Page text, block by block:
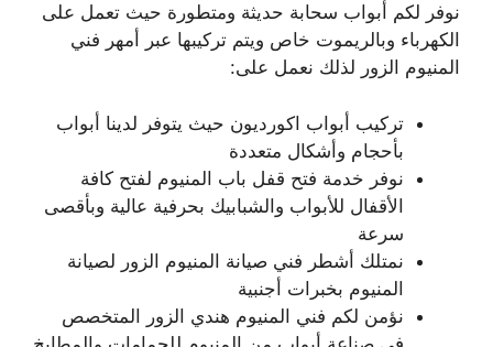
نوفر لكم أبواب سحابة حديثة ومتطورة حيث تعمل على
الكهرباء وبالريموت خاص ويتم تركيبها عبر أمهر فني
المنيوم الزور لذلك نعمل على:
تركيب أبواب اكورديون حيث يتوفر لدينا أبواب
بأحجام وأشكال متعددة
نوفر خدمة فتح قفل باب المنيوم لفتح كافة
الأقفال للأبواب والشبابيك بحرفية عالية وبأقصى
سرعة
نمتلك أشطر فني صيانة المنيوم الزور لصيانة
المنيوم بخبرات أجنبية
نؤمن لكم فني المنيوم هندي الزور المتخصص